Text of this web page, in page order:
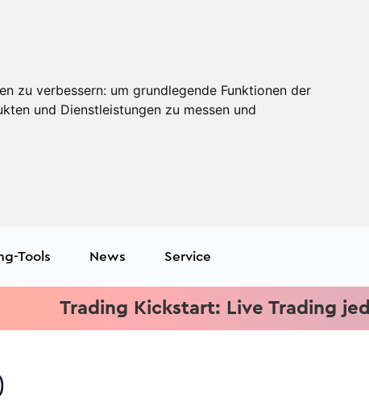
zu verbessern: um grundlegende Funktionen der
und Dienstleistungen zu messen und
Tools News Service
Trading Kickstart: Live Trading jeden